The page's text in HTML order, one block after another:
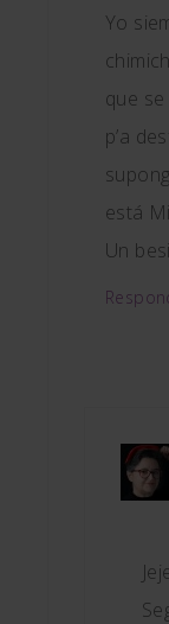
Yo
que
p’a
está
Un